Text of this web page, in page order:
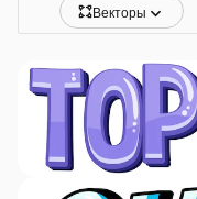
Векторы